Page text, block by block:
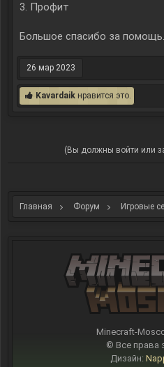
3. Профит
Большое спасибо за
26 мар 2023
Kavardaik нравится это.
(Вы должны войти или
Главная Форум Игровые
Minecraft-
© Все права
Дизайн: